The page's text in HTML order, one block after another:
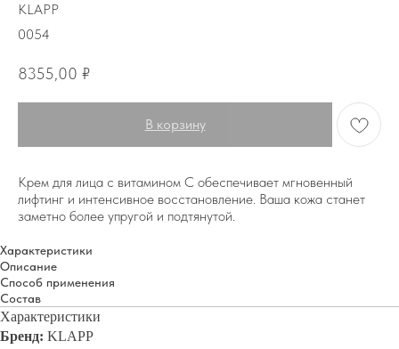
KLAPP
0054
8355,00 ₽
В корзину
Крем для лица с витамином С обеспечивает мгновенный
лифтинг и интенсивное восстановление. Ваша кожа станет
заметно более упругой и подтянутой.
Характеристики
Описание
Способ применения
Состав
Характеристики
Бренд: KLAPP